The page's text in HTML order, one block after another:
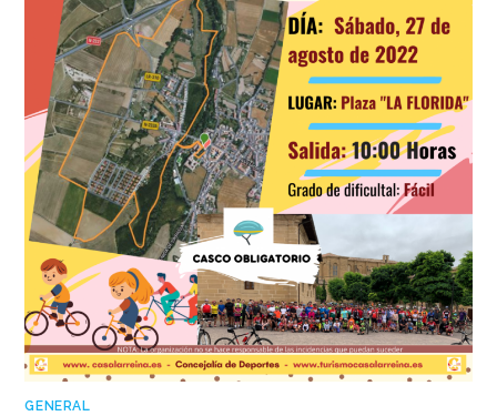
GENERAL